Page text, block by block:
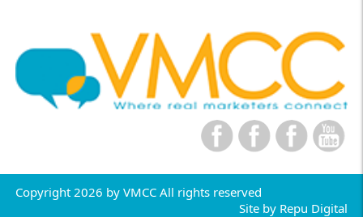
Copyright 2026 by VMCC All rights reserved
Site by Repu Digital